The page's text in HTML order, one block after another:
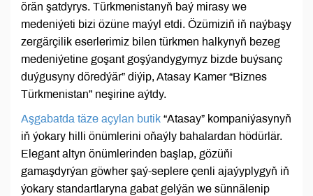
örän şatdyrys. Türkmenistanyň baý mirasy we
medeniýeti bizi özüne maýyl etdi. Özümiziň iň naýbaşy
zergärçilik eserlerimiz bilen türkmen halkynyň bezeg
medeniýetine goşant goşýandygymyz bizde buýsanç
duýgusyny döredýär” diýip, Atasay Kamer “Biznes
Türkmenistan” neşirine aýtdy.
Aşgabatda täze açylan butik “Atasay” kompaniýasynyň
iň ýokary hilli önümlerini oňaýly bahalardan hödürlär.
Elegant altyn önümlerinden başlap, gözüňi
gamaşdyrýan göwher şaý-seplere çenli ajaýyplygyň iň
ýokary standartlaryna gabat gelýän we sünnälenip